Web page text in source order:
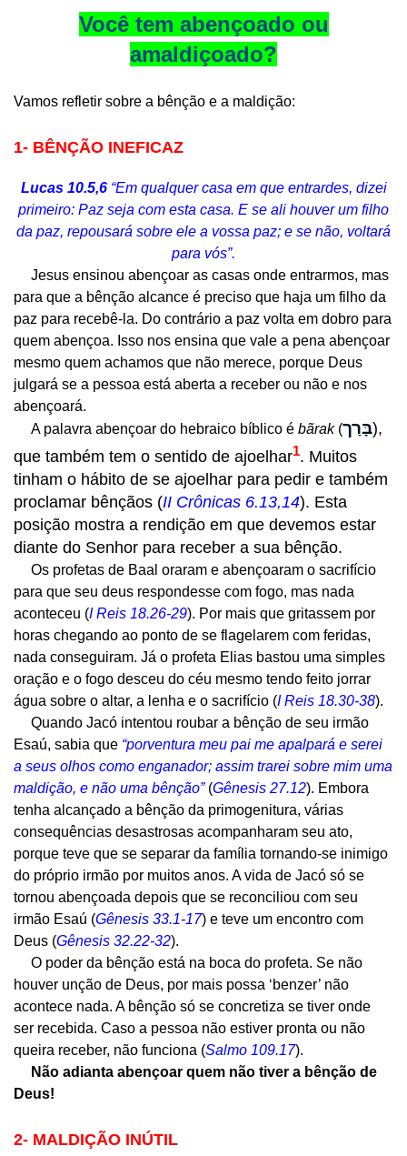
Você tem abençoado ou
amaldiçoado?
Vamos refletir sobre a bênção e a maldição:
1- BÊNÇÃO INEFICAZ
Lucas 10.5,6 “Em qualquer casa em que entrardes, dizei
primeiro: Paz seja com esta casa. E se ali houver um filho
da paz, repousará sobre ele a vossa paz; e se não, voltará
para vós”.
Jesus ensinou abençoar as casas onde entrarmos, mas
para que a bênção alcance é preciso que haja um filho da
paz para recebê-la. Do contrário a paz volta em dobro para
quem abençoa. Isso nos ensina que vale a pena abençoar
mesmo quem achamos que não merece, porque Deus
julgará se a pessoa está aberta a receber ou não e nos
abençoará.
A palavra abençoar do hebraico bíblico é bãrak (בָּרַך),
que também tem o sentido de ajoelhar1. Muitos
tinham o hábito de se ajoelhar para pedir e também
proclamar bênçãos (II Crônicas 6.13,14). Esta
posição mostra a rendição em que devemos estar
diante do Senhor para receber a sua bênção.
Os profetas de Baal oraram e abençoaram o sacrifício
para que seu deus respondesse com fogo, mas nada
aconteceu (I Reis 18.26-29). Por mais que gritassem por
horas chegando ao ponto de se flagelarem com feridas,
nada conseguiram. Já o profeta Elias bastou uma simples
oração e o fogo desceu do céu mesmo tendo feito jorrar
água sobre o altar, a lenha e o sacrifício (I Reis 18.30-38).
Quando Jacó intentou roubar a bênção de seu irmão
Esaú, sabia que “porventura meu pai me apalpará e serei
a seus olhos como enganador; assim trarei sobre mim uma
maldição, e não uma bênção”(Gênesis 27.12). Embora
tenha alcançado a bênção da primogenitura, várias
consequências desastrosas acompanharam seu ato,
porque teve que se separar da família tornando-se inimigo
do próprio irmão por muitos anos. A vida de Jacó só se
tornou abençoada depois que se reconciliou com seu
irmão Esaú (Gênesis 33.1-17) e teve um encontro com
Deus (Gênesis 32.22-32).
O poder da bênção está na boca do profeta. Se não
houver unção de Deus, por mais possa ‘benzer’ não
acontece nada. A bênção só se concretiza se tiver onde
ser recebida. Caso a pessoa não estiver pronta ou não
queira receber, não funciona (Salmo 109.17).
Não adianta abençoar quem não tiver a bênção de
Deus!
2- MALDIÇÃO INÚTIL